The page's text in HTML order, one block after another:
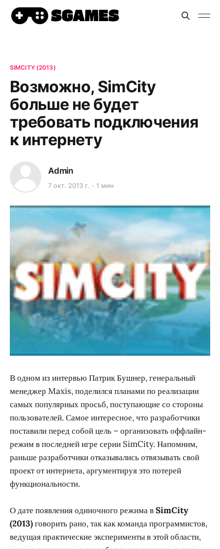
SIMCITY (2013)
Возможно, SimCity
больше не будет
требовать подключения
к интернету
Admin
7 окт. 2013 г. 1 мин
В одном из интервью Патрик Бушнер, генеральный
менеджер Maxis, поделился планами по реализации
самых популярных просьб, поступающие со стороны
пользователей. Самое интересное, что разработчики
поставили перед собой цель – организовать оффлайн-
режим в последней игре серии SimCity. Напомним,
раньше разработчики отказывались отвязывать свой
проект от интернета, аргументируя это потерей
функциональности.
О дате появления одиночного режима вSimCity
(2013)говорить рано, так как команда программистов,
ведущая практические эксперименты в этой области,